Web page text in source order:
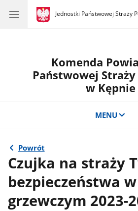
gov.pl
Jednostki Państwowej Straży
gov.pl
Jednostki
Komenda
Państwowej
w Kępnie
MENU
Powrót
Czujka na straży
bezpieczeństwa
grzewczym 2023-